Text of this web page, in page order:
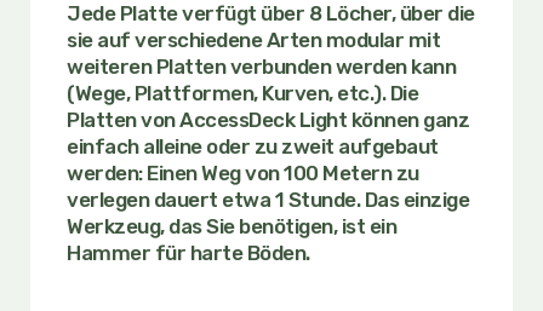
Jede Platteverfügt über 8 Löcher, über die
sie auf verschiedene Arten modular mit
weiteren Platten verbunden werden kann
(Wege, Plattformen, Kurven, etc.). Die
Platten vonAccessDeck Light können ganz
einfach alleine oder zu zweit aufgebaut
werden: Einen Weg von 100 Metern zu
verlegen dauert etwa 1 Stunde. Das einzige
Werkzeug, das Sie benötigen, ist ein
Hammer für harte Böden.